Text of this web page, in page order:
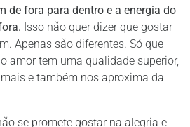
de fora para dentro e a energia do
Isso não quer dizer que gostar
Apenas são diferentes. Só que
amor tem uma qualidade superior,
e também nos aproxima da
se promete gostar na alegria e